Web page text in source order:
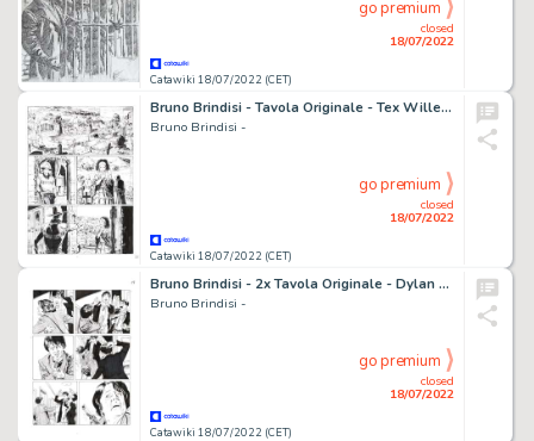
Catawiki 18/07/2022 (CET)
closed
18/07/2022
go premium
Bruno Brindisi - Tavola Originale - Tex Willer n. 5 - "I due disertori" - (2019)
Bruno Brindisi -
Catawiki 18/07/2022 (CET)
closed
18/07/2022
go premium
Bruno Brindisi - 2x Tavola Originale - Dylan Dog n. 349 - "La morte non dimentica" - (2015)
Bruno Brindisi -
Catawiki 18/07/2022 (CET)
closed
18/07/2022
go premium